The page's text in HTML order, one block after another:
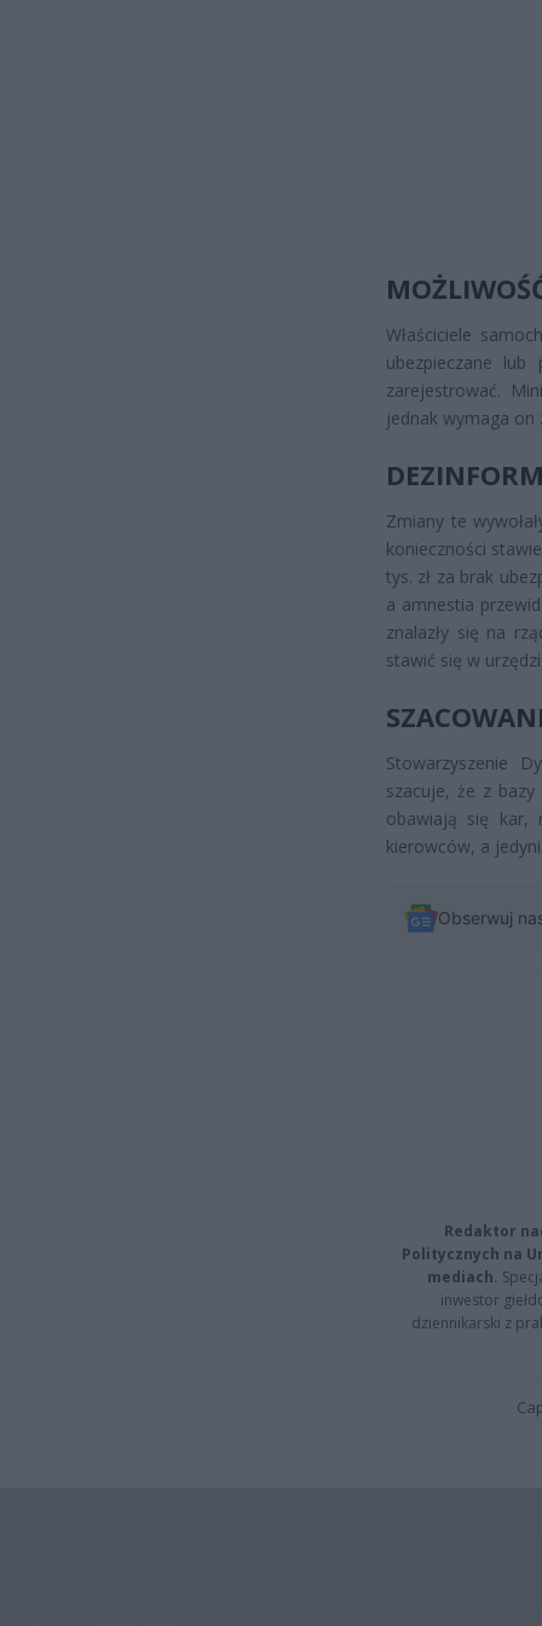
Właściciele
ubezpieczane
zarejestrować.
jednak wymaga on
Zmiany te
konieczności
tys. zł za brak
a amnestia
znalazły się na
stawić się w
Stowarzyszenie
szacuje, że z
obawiają się kar,
kierowców, a
Obserwuj
Redaktor
Politycznych na
mediach.
inwestor
dziennikarski z